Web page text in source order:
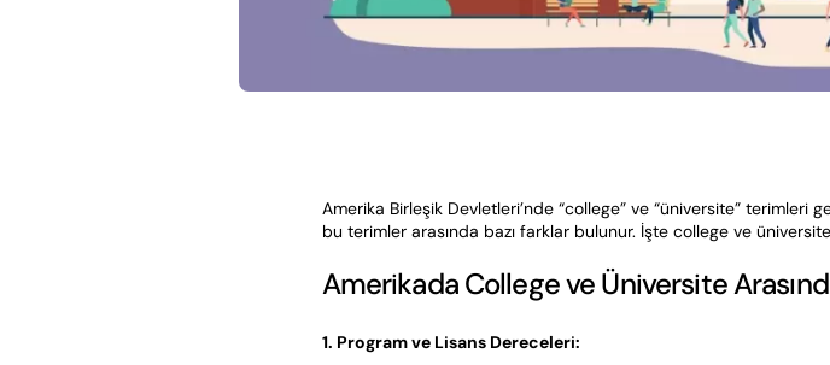
Amerika Birleşik Devletleri’nde “college” ve “üniversite” terimleri
bu terimler arasında bazı farklar bulunur. İşte college ve
Amerikada College ve Üniversite
1. Program ve Lisans Dereceleri: